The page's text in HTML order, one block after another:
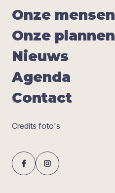
Onze men­sen
Onze plan­nen
Nieuws
Agen­da
Con­tact
Credits foto's